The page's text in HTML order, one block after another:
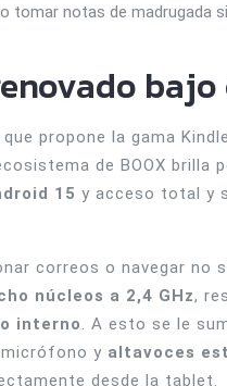
tomar notas de madrugada
bajo
propone la gama
de BOOX brilla
15 y acceso total y
correos o navegar no
núcleos a 2,4 GHz,
interno. A esto se le
micrófono y altavoces
desde la tablet.